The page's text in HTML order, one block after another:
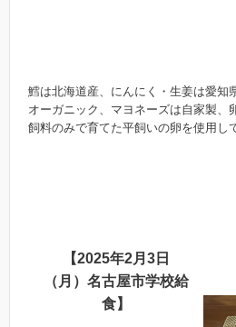
鱈は北海道産、にんにく・生姜は愛知
オーガニック、マヨネーズは自家製、
飼料のみで育てた平飼いの卵を使用し
【2025年2月3日
（月）名古屋市学校給
食】